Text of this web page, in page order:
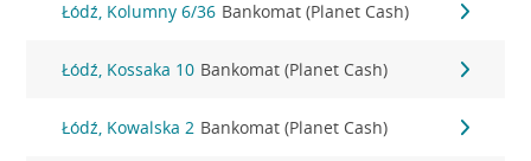
Łódź, Kolumny 6/36 Bankomat (Planet Cash)
Łódź, Kossaka 10 Bankomat (Planet Cash)
Łódź, Kowalska 2 Bankomat (Planet Cash)